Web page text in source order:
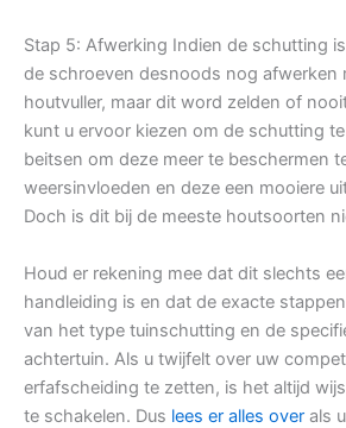
Stap 5: Afwerking Indien de schutting
de schroeven desnoods nog afwerken
houtvuller, maar dit word zelden of
kunt u ervoor kiezen om de schutting
beitsen om deze meer te beschermen
weersinvloeden en deze een mooiere
Doch is dit bij de meeste houtsoorten
Houd er rekening mee dat dit slechts
handleiding is en dat de exacte
van het type tuinschutting en de
achtertuin. Als u twijfelt over uw
erfafscheiding te zetten, is het altijd
te schakelen. Dus lees er alles over als